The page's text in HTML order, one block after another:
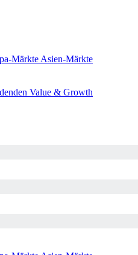
Märkte Asien-Märkte
Value & Growth